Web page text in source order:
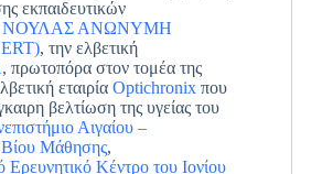
εκπαιδευτικών
ΝΟΥΛΑΣ ΑΝΩΝΥΜΗ
, την ελβετική
, πρωτοπόρα στον τομέα της
εταιρία Optichronix που
βελτίωση της υγείας του
Αιγαίου –
Μάθησης,
Ερευνητικό Κέντρο του Ιονίου